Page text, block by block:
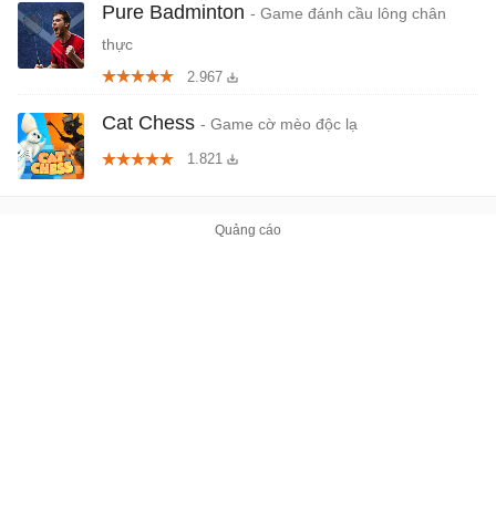
Pure Badminton - Game đánh cầu lông chân
thực
2.967
Cat Chess - Game cờ mèo độc lạ
1.821